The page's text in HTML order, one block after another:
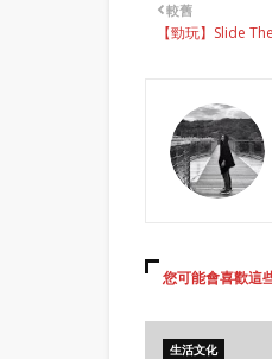
較舊
【勁玩】Slide
您可能會喜歡這
生活文化